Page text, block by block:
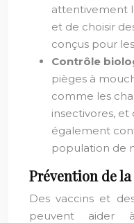
attentivement
et de choisir
conçus pour
Contrôle
pièges à
comme les
insectivores,
également
population de
Prévention de la
Des vaccins et
peuvent aider